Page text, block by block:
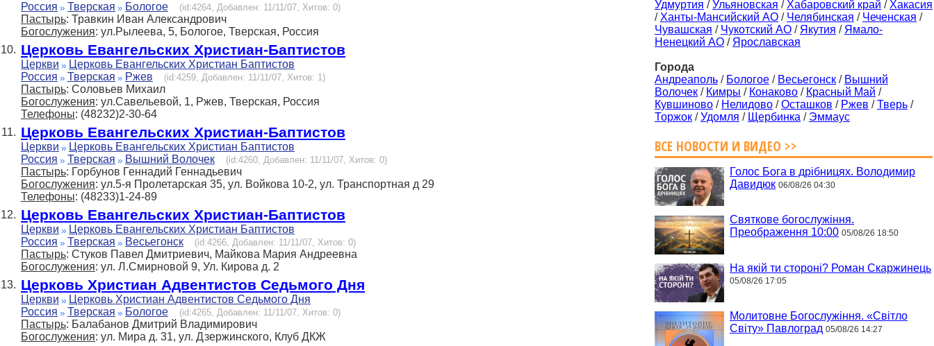
Россия
Тверская Бологое (id:4264, Добавлен: 11/11/07, Хитов: 0)
Пастырь: Травкин Иван Александрович
Богослужения: ул.Рылеева, 5, Бологое, Тверская, Россия
10. Церковь Евангельских Христиан-Баптистов
Церкви
Церковь Евангельских Христиан Баптистов
Россия
Тверская Ржев (id:4259, Добавлен: 11/11/07, Хитов: 1)
Пастырь: Соловьев Михаил
Богослужения: ул.Савельевой, 1, Ржев, Тверская, Россия
Телефоны: (48232)2-30-64
11. Церковь Евангельских Христиан-Баптистов
Церкви
Церковь Евангельских Христиан Баптистов
Россия
Тверская Вышний Волочек (id:4260, Добавлен: 11/11/07, Хитов: 0)
Пастырь: Горбунов Геннадий Геннадьевич
Богослужения: ул.5-я Пролетарская 35, ул. Войкова 10-2, ул. Транспортная д 29
Телефоны: (48233)1-24-89
12. Церковь Евангельских Христиан-Баптистов
Церкви
Церковь Евангельских Христиан Баптистов
Россия
Тверская Весьегонск (id:4266, Добавлен: 11/11/07, Хитов: 0)
Пастырь: Стуков Павел Дмитриевич, Майкова Мария Андреевна
Богослужения: ул. Л.Смирновой 9, Ул. Кирова д. 2
13. Церковь Христиан Адвентистов Седьмого Дня
Церкви
Церковь Христиан Адвентистов Седьмого Дня
Россия
Тверская Бологое (id:4265, Добавлен: 11/11/07, Хитов: 0)
Пастырь: Балабанов Дмитрий Владимирович
Богослужения: ул. Мира д. 31, ул. Дзержинского, Клуб ДКЖ
Удмуртия /Ульяновская / Хабаровский край / Хакасия
/ Ханты-Мансийский АО / Челябинская / Чеченская /
Чувашская / Чукотский АО / Якутия / Ямало-
Ненецкий АО / Ярославская
Города
Андреаполь / Бологое / Весьегонск / Вышний
Волочек / Кимры / Конаково / Красный Май /
Кувшиново / Нелидово /Осташков / Ржев /Тверь /
Торжок /Удомля / Щербинка / Эммаус
ВСЕ НОВОСТИ И ВИДЕО >>
Голос Бога в дрібницях. Володимир
Давидюк 06/08/26 04:30
Святкове богослужіння.
Преображення 10:00 05/08/26 18:50
На якій ти стороні? Роман Скаржинець
05/08/26 17:05
Молитовне Богослужіння. «Світло
Світу» Павлоград 05/08/26 14:27